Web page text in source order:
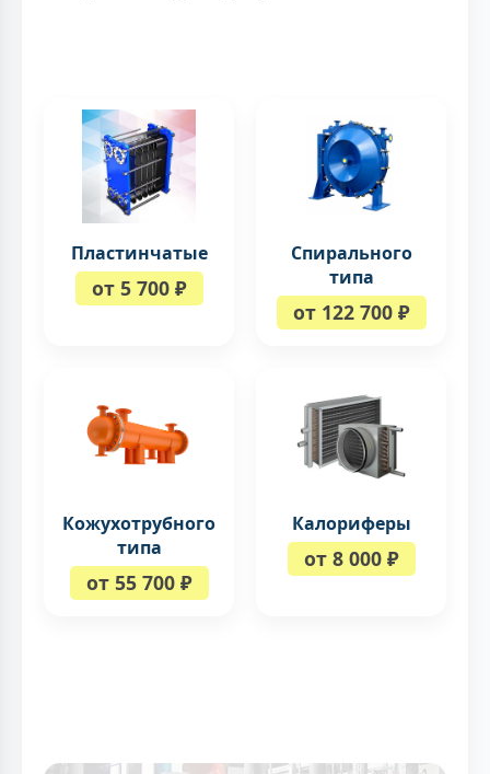
Пластинчатые
от 5 700 ₽
Спирального
типа
от 122 700 ₽
Кожухотрубного
типа
от 55 700 ₽
Калориферы
от 8 000 ₽